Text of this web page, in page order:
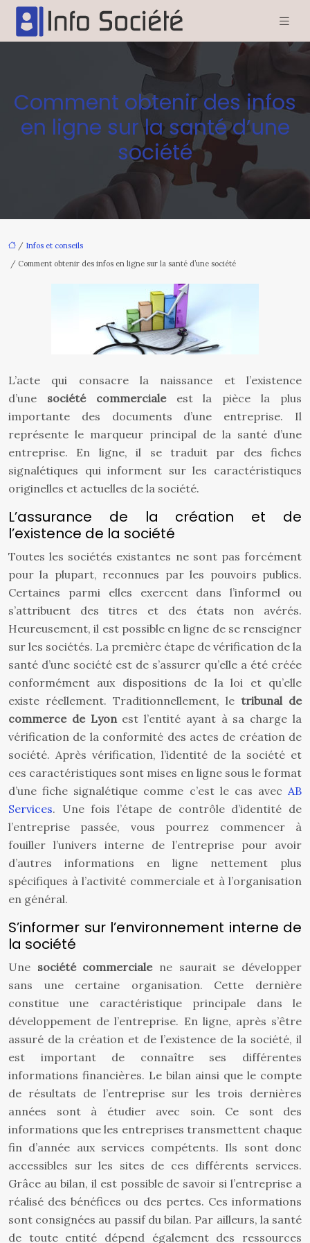
Comment obtenir des infos
en ligne sur la santé d’une
société
/ Infos et conseils
/ Comment obtenir des infos en ligne sur la santé d’une société
L’acte qui consacre la naissance et l’existence
d’une société commerciale est la pièce la plus
importante des documents d’une entreprise. Il
représente le marqueur principal de la santé d’une
entreprise. En ligne, il se traduit par des fiches
signalétiques qui informent sur les caractéristiques
originelles et actuelles de la société.
L’assurance de la création et de
l’existence de la société
Toutes les sociétés existantes ne sont pas forcément
pour la plupart, reconnues par les pouvoirs publics.
Certaines parmi elles exercent dans l’informel ou
s’attribuent des titres et des états non avérés.
Heureusement, il est possible en ligne de se renseigner
sur les sociétés. La première étape de vérification de la
santé d’une société est de s’assurer qu’elle a été créée
conformément aux dispositions de la loi et qu’elle
existe réellement. Traditionnellement, le tribunal de
commerce de Lyon est l’entité ayant à sa charge la
vérification de la conformité des actes de création de
société. Après vérification, l’identité de la société et
ces caractéristiques sont mises en ligne sous le format
d’une fiche signalétique comme c’est le cas avec AB
Services. Une fois l’étape de contrôle d’identité de
l’entreprise passée, vous pourrez commencer à
fouiller l’univers interne de l’entreprise pour avoir
d’autres informations en ligne nettement plus
spécifiques à l’activité commerciale et à l’organisation
en général.
S’informer sur l’environnement interne de
la société
Une société commerciale ne saurait se développer
sans une certaine organisation. Cette dernière
constitue une caractéristique principale dans le
développement de l’entreprise. En ligne, après s’être
assuré de la création et de l’existence de la société, il
est important de connaître ses différentes
informations financières. Le bilan ainsi que le compte
de résultats de l’entreprise sur les trois dernières
années sont à étudier avec soin. Ce sont des
informations que les entreprises transmettent chaque
fin d’année aux services compétents. Ils sont donc
accessibles sur les sites de ces différents services.
Grâce au bilan, il est possible de savoir si l’entreprise a
réalisé des bénéfices ou des pertes. Ces informations
sont consignées au passif du bilan. Par ailleurs, la santé
de toute entité dépend également des ressources